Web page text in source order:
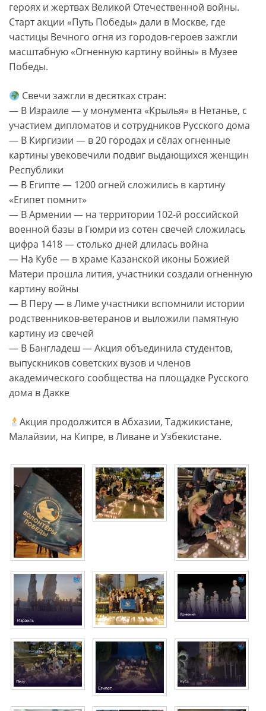
героях и жертвах Великой Отечественной войны.
Старт акции «Путь Победы» дали в Москве, где
частицы Вечного огня из городов-героев зажгли
масштабную «Огненную картину войны» в Музее
Победы.
Свечи зажгли в десятках стран:
— В Израиле — у монумента «Крылья» в Нетанье, с
участием дипломатов и сотрудников Русского дома
— В Киргизии — в 20 городах и сёлах огненные
картины увековечили подвиг выдающихся женщин
Республики
— В Египте — 1200 огней сложились в картину
«Египет помнит»
— В Армении — на территории 102-й российской
военной базы в Гюмри из сотен свечей сложилась
цифра 1418 — столько дней длилась война
— На Кубе — в храме Казанской иконы Божией
Матери прошла лития, участники создали огненную
картину войны
— В Перу — в Лиме участники вспомнили истории
родственников-ветеранов и выложили памятную
картину из свечей
— В Бангладеш — Акция объединила студентов,
выпускников советских вузов и членов
академического сообщества на площадке Русского
дома в Дакке
Акция продолжится в Абхазии, Таджикистане,
Малайзии, на Кипре, в Ливане и Узбекистане.